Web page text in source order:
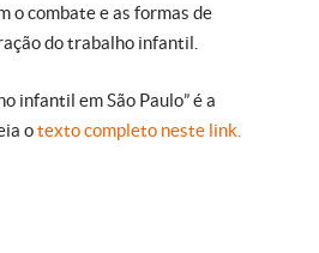
o combate e as formas de
do trabalho infantil.
infantil em São Paulo” é a
otexto completo neste link.